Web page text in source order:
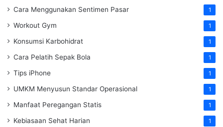
Cara Menggunakan Sentimen Pasar 1
Workout Gym 1
Konsumsi Karbohidrat 1
Cara Pelatih Sepak Bola 1
Tips iPhone 1
UMKM Menyusun Standar Operasional 1
Manfaat Peregangan Statis 1
Kebiasaan Sehat Harian 1